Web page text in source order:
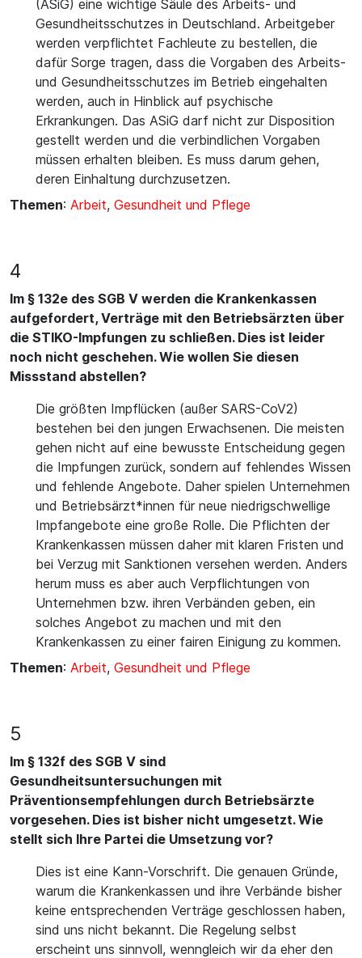
(ASiG) eine wichtige Säule des Arbeits- und
Gesundheitsschutzes in Deutschland. Arbeitgeber
werden verpflichtet Fachleute zu bestellen, die
dafür Sorge tragen, dass die Vorgaben des Arbeits-
und Gesundheitsschutzes im Betrieb eingehalten
werden, auch in Hinblick auf psychische
Erkrankungen. Das ASiG darf nicht zur Disposition
gestellt werden und die verbindlichen Vorgaben
müssen erhalten bleiben. Es muss darum gehen,
deren Einhaltung durchzusetzen.
Themen: Arbeit, Gesundheit und Pflege
4
Im § 132e des SGB V werden die Krankenkassen
aufgefordert, Verträge mit den Betriebsärzten über
die STIKO-Impfungen zu schließen. Dies ist leider
noch nicht geschehen. Wie wollen Sie diesen
Missstand abstellen?
Die größten Impflücken (außer SARS-CoV2)
bestehen bei den jungen Erwachsenen. Die meisten
gehen nicht auf eine bewusste Entscheidung gegen
die Impfungen zurück, sondern auf fehlendes Wissen
und fehlende Angebote. Daher spielen Unternehmen
und Betriebsärzt*innen für neue niedrigschwellige
Impfangebote eine große Rolle. Die Pflichten der
Krankenkassen müssen daher mit klaren Fristen und
bei Verzug mit Sanktionen versehen werden. Anders
herum muss es aber auch Verpflichtungen von
Unternehmen bzw. ihren Verbänden geben, ein
solches Angebot zu machen und mit den
Krankenkassen zu einer fairen Einigung zu kommen.
Themen: Arbeit, Gesundheit und Pflege
5
Im § 132f des SGB V sind
Gesundheitsuntersuchungen mit
Präventionsempfehlungen durch Betriebsärzte
vorgesehen. Dies ist bisher nicht umgesetzt. Wie
stellt sich Ihre Partei die Umsetzung vor?
Dies ist eine Kann-Vorschrift. Die genauen Gründe,
warum die Krankenkassen und ihre Verbände bisher
keine entsprechenden Verträge geschlossen haben,
sind uns nicht bekannt. Die Regelung selbst
erscheint uns sinnvoll, wenngleich wir da eher den